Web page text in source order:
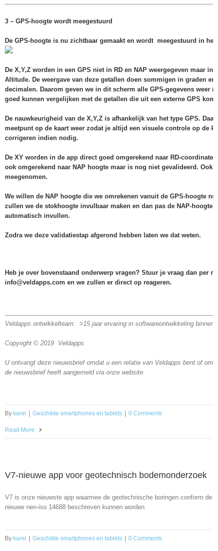
3 – GPS-hoogte wordt meegestuurd
De GPS-hoogte is nu zichtbaar gemaakt en wordt meegestuurd in
De X,Y,Z worden in een GPS niet in RD en NAP weergegeven maar in
Altitude. De weergave van deze getallen doen sommigen in graden en
decimalen. Daarom geven we in dit scherm alle GPS-gegevens weer
goed kunnen vergelijken met de getallen die uit een externe GPS
De nauwkeurigheid van de X,Y,Z is afhankelijk van het type GPS.
meetpunt op de kaart weer zodat je altijd een visuele controle op de
corrigeren indien nodig.
De XY worden in de app direct goed omgerekend naar RD-
ook omgerekend naar NAP hoogte maar is nog niet gevalideerd. Ook
meegenomen.
We willen de NAP hoogte die we omrekenen vanuit de GPS-hoogte
zullen we de stokhoogte invulbaar maken en dan pas de NAP-hoogte
automatisch invullen.
Zodra we deze validatiestap afgerond hebben laten we dat weten.
Heb je over bovenstaand onderwerp vragen? Stuur je vraag dan per
info@veldapps.com en we zullen er direct op reageren.
Veldapps ontwikkelteam: >15 jaar ervaring in softwareontwikkeling binnen
Copyright © 2019 Veldapps
U ontvangt deze nieuwsbrief omdat u een relatie van Veldapps bent of
de nieuwsbrief heeft aangemeld via onze website.
By karel Geschikte smartphones en tablets 0 Comments
Read More
V7-nieuwe app voor geotechnisch bodemonderzoek
V7 is onze nieuwste app waarmee de geotechnische boringen conform de
nieuwe nen-iso 14688 beschreven kunnen worden
By karel Geschikte smartphones en tablets 0 Comments